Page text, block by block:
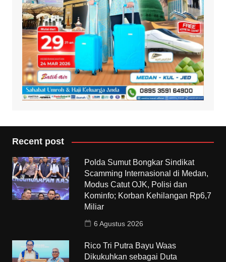
Recent post
Polda Sumut Bongkar Sindikat
Scamming Internasional di Medan,
Modus Catut OJK, Polisi dan
Kominfo; Korban Kehilangan Rp6,7
Miliar
6 Agustus 2026
Rico Tri Putra Bayu Waas
Dikukuhkan sebagai Duta